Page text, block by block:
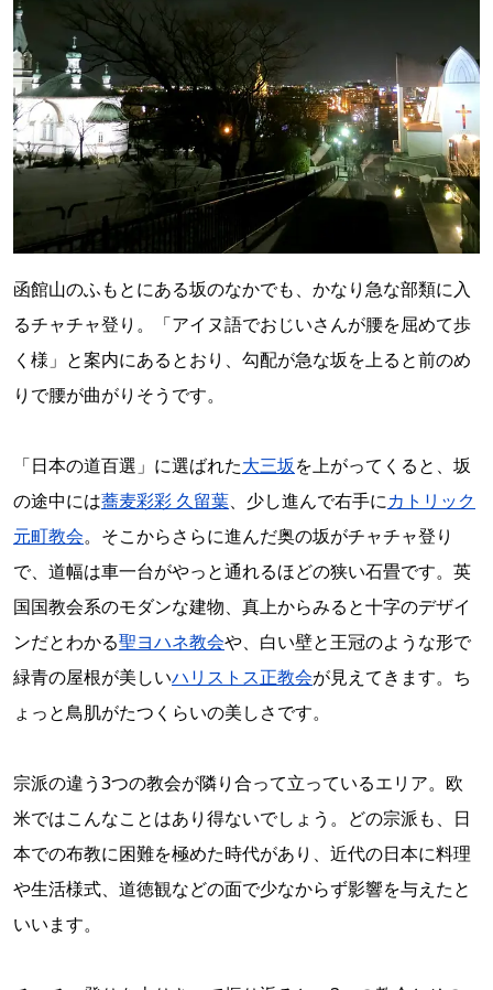
函館山のふもとにある坂のなかでも、かなり急な部類に入
るチャチャ登り。「アイヌ語でおじいさんが腰を屈めて歩
く様」と案内にあるとおり、勾配が急な坂を上ると前のめ
りで腰が曲がりそうです。
「日本の道百選」に選ばれた大三坂を上がってくると、坂
の途中には蕎麦彩彩 久留葉、少し進んで右手にカトリック
元町教会。そこからさらに進んだ奥の坂がチャチャ登り
で、道幅は車一台がやっと通れるほどの狭い石畳です。英
国国教会系のモダンな建物、真上からみると十字のデザイ
ンだとわかる聖ヨハネ教会や、白い壁と王冠のような形で
緑青の屋根が美しいハリストス正教会が見えてきます。ち
ょっと鳥肌がたつくらいの美しさです。
宗派の違う3つの教会が隣り合って立っているエリア。欧
米ではこんなことはあり得ないでしょう。どの宗派も、日
本での布教に困難を極めた時代があり、近代の日本に料理
や生活様式、道徳観などの面で少なからず影響を与えたと
いいます。